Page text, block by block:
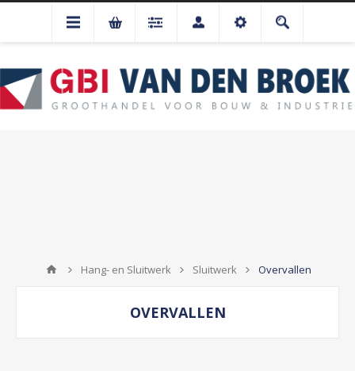
Hang- en Sluitwerk Sluitwerk Overvallen
OVERVALLEN